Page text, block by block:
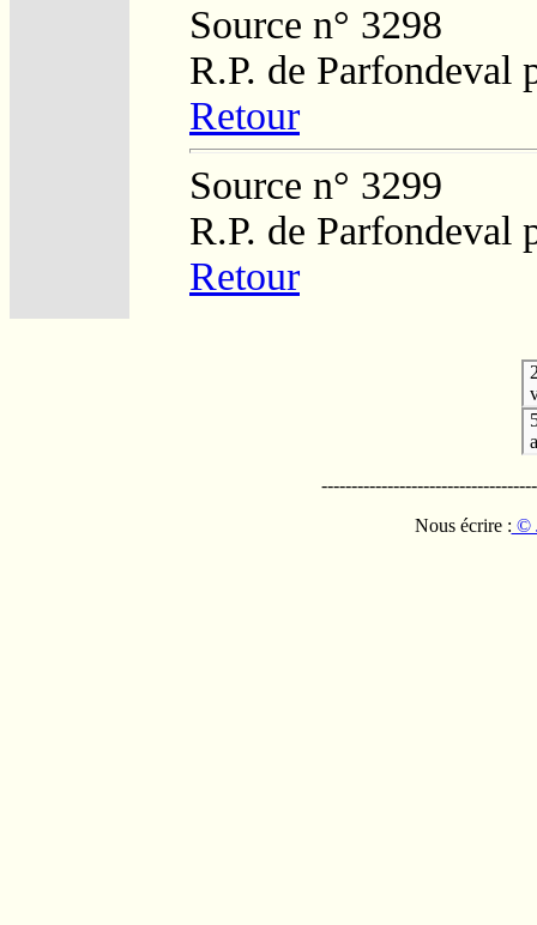
Source n° 3298
R.P. de Parfondeval
Retour
Source n° 3299
R.P. de Parfondeval
Retour
Nous écrire : ©